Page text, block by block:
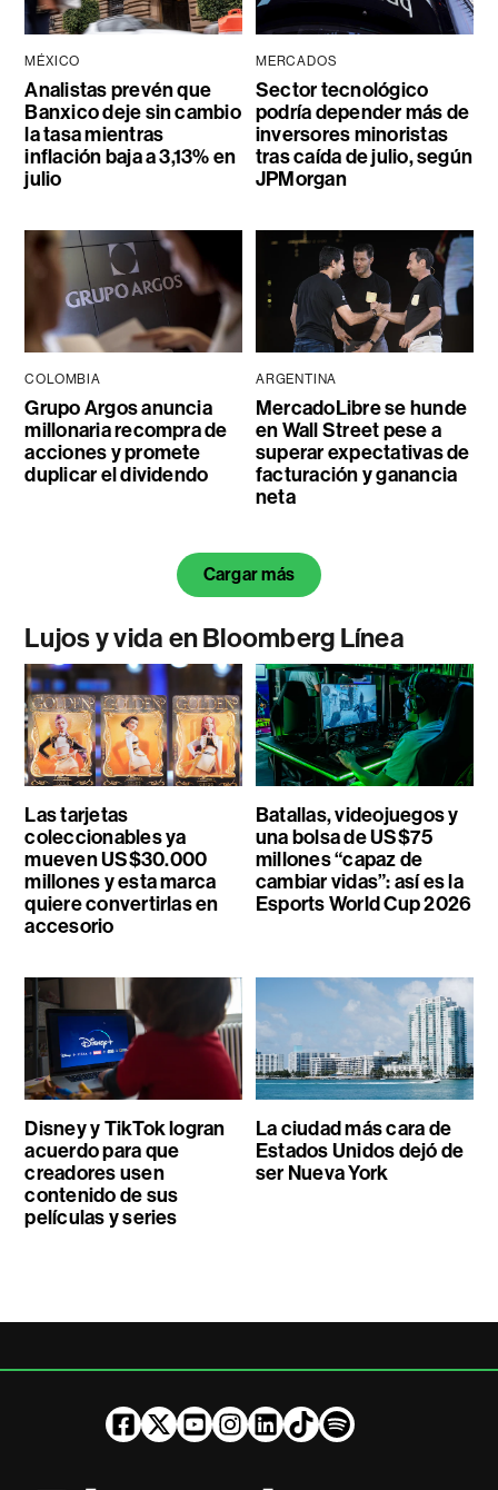
MÉXICO
Analistas prevén que
Banxico deje sin cambio
la tasa mientras
inflación baja a 3,13% en
julio
MERCADOS
Sector tecnológico
podría depender más de
inversores minoristas
tras caída de julio, según
JPMorgan
COLOMBIA
Grupo Argos anuncia
millonaria recompra de
acciones y promete
duplicar el dividendo
ARGENTINA
MercadoLibre se hunde
en Wall Street pese a
superar expectativas de
facturación y ganancia
neta
Cargar más
Lujos y vida en Bloomberg Línea
Las tarjetas
coleccionables ya
mueven US$30.000
millones y esta marca
quiere convertirlas en
accesorio
Batallas, videojuegos y
una bolsa de US$75
millones “capaz de
cambiar vidas”: así es la
Esports World Cup 2026
Disney y TikTok logran
acuerdo para que
creadores usen
contenido de sus
películas y series
La ciudad más cara de
Estados Unidos dejó de
ser Nueva York